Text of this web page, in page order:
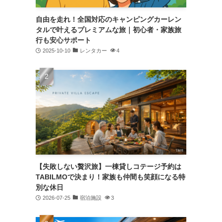
自由を走れ！全国対応のキャンピングカーレン
タルで叶えるプレミアムな旅｜初心者・家族旅
行も安心サポート
2025-10-10 レンタカー 4
【失敗しない贅沢旅】一棟貸しコテージ予約は
TABILMOで決まり！家族も仲間も笑顔になる特
別な休日
2026-07-25 宿泊施設 3